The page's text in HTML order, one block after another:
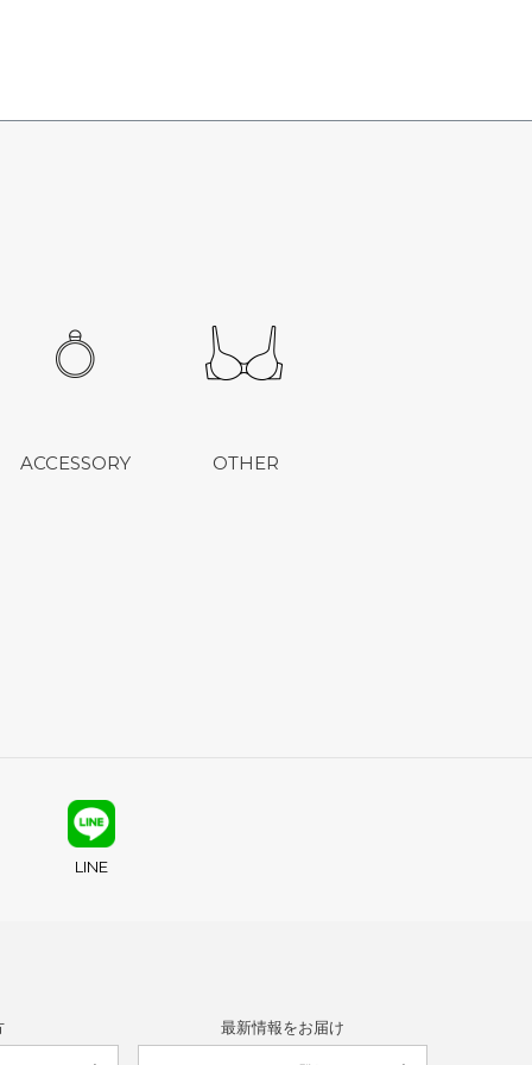
ACCESSORY OTHER
LINE
最新情報をお届け